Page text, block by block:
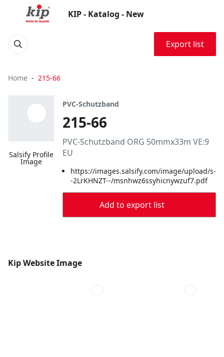
KIP - Katalog - New
Export list
Home 215-66
Salsify Profile
Image
PVC-Schutzband
215-66
PVC-Schutzband ORG 50mmx33m VE:9
EU
https://images.salsify.com/image/upload/s-
-2LrKHNZT--/msnhwz6ssyhicnywzuf7.pdf
Add to export list
Kip Website Image